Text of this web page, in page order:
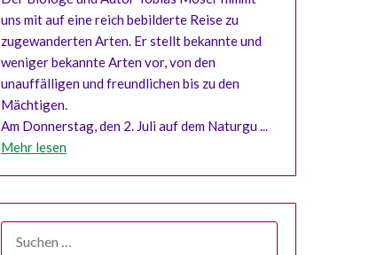
uns mit auf eine reich bebilderte Reise zu
zugewanderten Arten. Er stellt bekannte und
weniger bekannte Arten vor, von den
unauffälligen und freundlichen bis zu den
Mächtigen.
Am Donnerstag, den 2. Juli auf dem Naturgu ...
Mehr lesen